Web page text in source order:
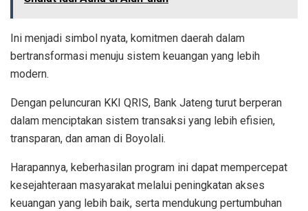
Ini menjadi simbol nyata, komitmen daerah dalam
bertransformasi menuju sistem keuangan yang lebih
modern.
Dengan peluncuran KKI QRIS, Bank Jateng turut berperan
dalam menciptakan sistem transaksi yang lebih efisien,
transparan, dan aman di Boyolali.
Harapannya, keberhasilan program ini dapat mempercepat
kesejahteraan masyarakat melalui peningkatan akses
keuangan yang lebih baik, serta mendukung pertumbuhan